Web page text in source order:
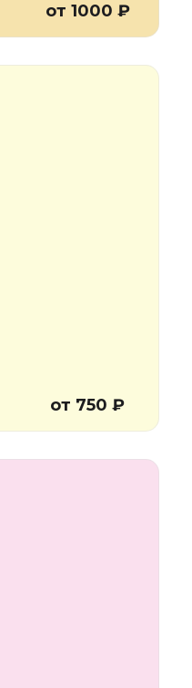
от 1000 ₽
от 750 ₽